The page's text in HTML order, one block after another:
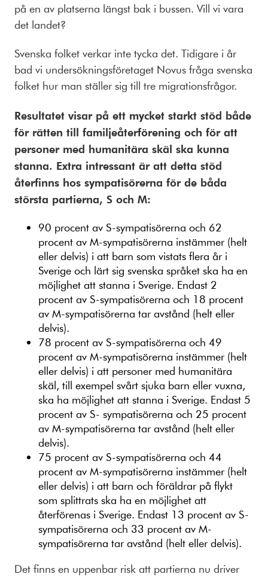
på en av platserna längst bak i bussen. Vill vi vara
det landet?
Svenska folket verkar inte tycka det. Tidigare i år
bad vi undersökningsföretaget Novus fråga svenska
folket hur man ställer sig till tre migrationsfrågor.
Resultatet visar på ett mycket starkt stöd både
för rätten till familjeåterförening och för att
personer med humanitära skäl ska kunna
stanna. Extra intressant är att detta stöd
återfinns hos sympatisörerna för de båda
största partierna, S och M:
90 procent av S-sympatisörerna och 62
procent av M-sympatisörerna instämmer (helt
eller delvis) i att barn som vistats flera år i
Sverige och lärt sig svenska språket ska ha en
möjlighet att stanna i Sverige. Endast 2
procent av S-sympatisörerna och 18 procent
av M-sympatisörerna tar avstånd (helt eller
delvis).
78 procent av S-sympatisörerna och 49
procent av M-sympatisörerna instämmer (helt
eller delvis) i att personer med humanitära
skäl, till exempel svårt sjuka barn eller vuxna,
ska ha möjlighet att stanna i Sverige. Endast 5
procent av S- sympatisörerna och 25 procent
av M-sympatisörerna tar avstånd (helt eller
delvis).
75 procent av S-sympatisörerna och 44
procent av M-sympatisörerna instämmer (helt
eller delvis) i att barn och föräldrar på flykt
som splittrats ska ha en möjlighet att
återförenas i Sverige. Endast 13 procent av S-
sympatisörerna och 33 procent av M-
sympatisörerna tar avstånd (helt eller delvis).
Det finns en uppenbar risk att partierna nu driver